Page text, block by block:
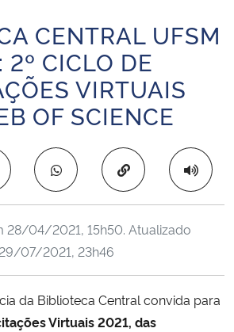
e Abastecimento
Inovações e Comunicações
CENTRAL UFSM
CICLO DE
VIRTUAIS
OF SCIENCE
Copiar para área
28/04/2021, 15h50. Atualizado
29/07/2021, 23h46
da Biblioteca Central convida para
Virtuais 2021, das